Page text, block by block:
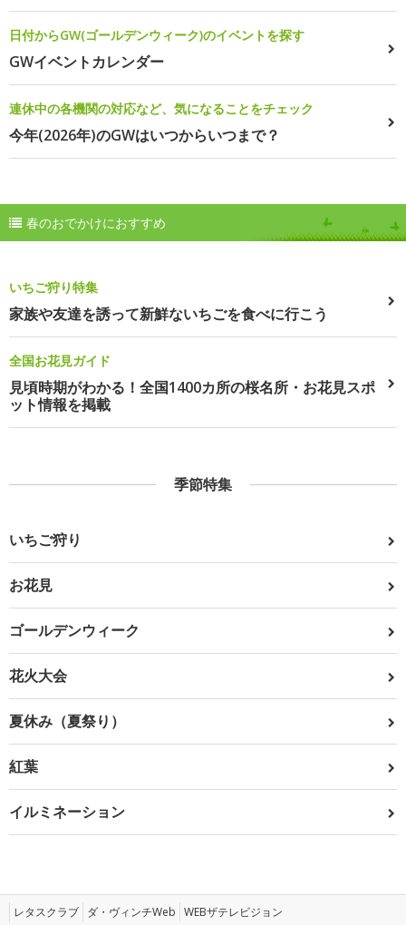
日付からGW(ゴールデンウィーク)のイベントを探す
GWイベントカレンダー
連休中の各機関の対応など、気になることをチェック
今年(2026年)のGWはいつからいつまで？
春のおでかけにおすすめ
いちご狩り特集
家族や友達を誘って新鮮ないちごを食べに行こう
全国お花見ガイド
見頃時期がわかる！全国1400カ所の桜名所・お花見スポ
ット情報を掲載
季節特集
いちご狩り
お花見
ゴールデンウィーク
花火大会
夏休み（夏祭り）
紅葉
イルミネーション
レタスクラブ ダ・ヴィンチWeb WEBザテレビジョン